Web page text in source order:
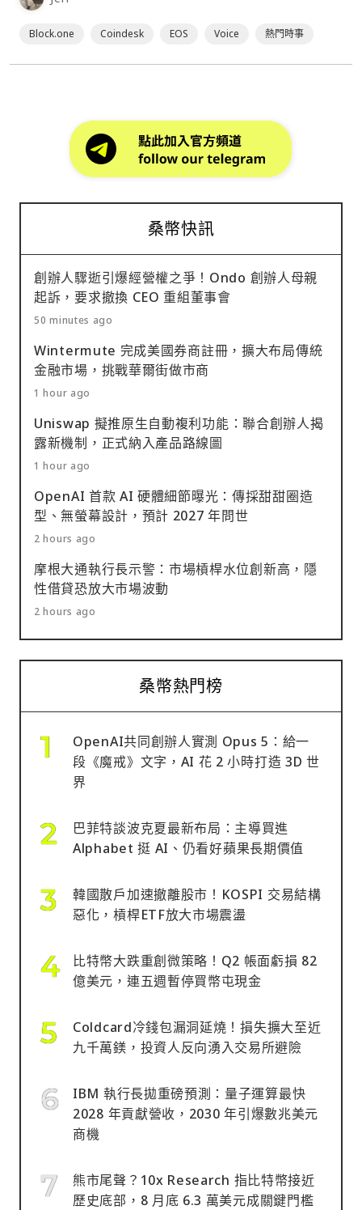
媒體 C⋯
Block.one Coindesk EOS Voice 熱門時事
桑幣快訊
創辦人驟逝引爆經營權之爭！Ondo 創辦人母親
起訴，要求撤換 CEO 重組董事會
50 minutes ago
Wintermute 完成美國券商註冊，擴大布局傳統
金融市場，挑戰華爾街做市商
1 hour ago
Uniswap 擬推原生自動複利功能：聯合創辦人揭
露新機制，正式納入產品路線圖
1 hour ago
OpenAI 首款 AI 硬體細節曝光：傳採甜甜圈造
型、無螢幕設計，預計 2027 年問世
2 hours ago
摩根大通執行長示警：市場槓桿水位創新高，隱
性借貸恐放大市場波動
2 hours ago
桑幣熱門榜
OpenAI共同創辦人實測 Opus 5：給一
段《魔戒》文字，AI 花 2 小時打造 3D 世
界
巴菲特談波克夏最新布局：主導買進
Alphabet 挺 AI、仍看好蘋果長期價值
韓國散戶加速撤離股市！KOSPI 交易結構
惡化，槓桿ETF放大市場震盪
比特幣大跌重創微策略！Q2 帳面虧損 82
億美元，連五週暫停買幣屯現金
Coldcard冷錢包漏洞延燒！損失擴大至近
九千萬鎂，投資人反向湧入交易所避險
IBM 執行長拋重磅預測：量子運算最快
2028 年貢獻營收，2030 年引爆數兆美元
商機
熊市尾聲？10x Research 指比特幣接近
歷史底部，8 月底 6.3 萬美元成關鍵門檻